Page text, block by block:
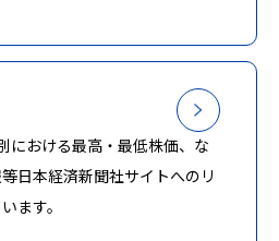
における最高・最低株価、な
日本経済新聞社サイトへのリ
ます。